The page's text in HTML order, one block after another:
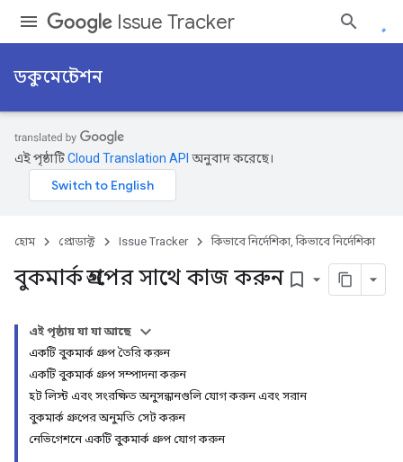
Issue Tracker
ডকুমেন্টেশন
এই পৃষ্ঠাটিCloud Translation API অনুবাদ করেছে।
হোম প্রোডাক্ট Issue Tracker কিভাবে নির্দেশিকা, কিভাবে নির্দেশিকা
বুকমার্ক গ্রুপের সাথে কাজ করুন bookmark_border
এই পৃষ্ঠায় যা যা আছে
একটি বুকমার্ক গ্রুপ তৈরি করুন
একটি বুকমার্ক গ্রুপ সম্পাদনা করুন
হট লিস্ট এবং সংরক্ষিত অনুসন্ধানগুলি যোগ করুন এবং সরান
বুকমার্ক গ্রুপের অনুমতি সেট করুন
নেভিগেশনে একটি বুকমার্ক গ্রুপ যোগ করুন